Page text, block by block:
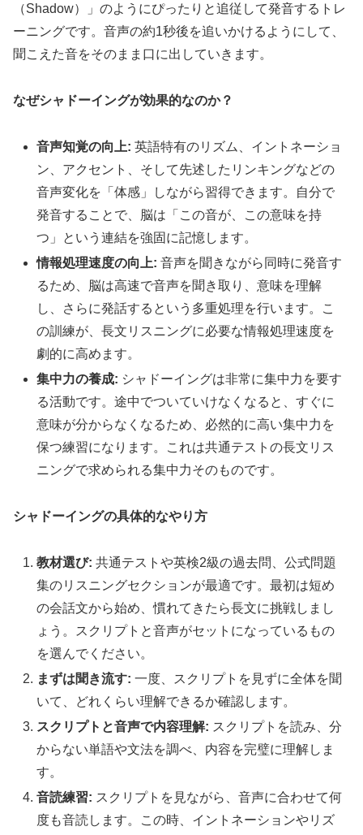
（Shadow）」のようにぴったりと追従して発音するトレ
ーニングです。音声の約1秒後を追いかけるようにして、
聞こえた音をそのまま口に出していきます。
なぜシャドーイングが効果的なのか？
音声知覚の向上: 英語特有のリズム、イントネーショ
ン、アクセント、そして先述したリンキングなどの
音声変化を「体感」しながら習得できます。自分で
発音することで、脳は「この音が、この意味を持
つ」という連結を強固に記憶します。
情報処理速度の向上: 音声を聞きながら同時に発音す
るため、脳は高速で音声を聞き取り、意味を理解
し、さらに発話するという多重処理を行います。こ
の訓練が、長文リスニングに必要な情報処理速度を
劇的に高めます。
集中力の養成: シャドーイングは非常に集中力を要す
る活動です。途中でついていけなくなると、すぐに
意味が分からなくなるため、必然的に高い集中力を
保つ練習になります。これは共通テストの長文リス
ニングで求められる集中力そのものです。
シャドーイングの具体的なやり方
教材選び: 共通テストや英検2級の過去問、公式問題
集のリスニングセクションが最適です。最初は短め
の会話文から始め、慣れてきたら長文に挑戦しまし
ょう。スクリプトと音声がセットになっているもの
を選んでください。
まずは聞き流す: 一度、スクリプトを見ずに全体を聞
いて、どれくらい理解できるか確認します。
スクリプトと音声で内容理解: スクリプトを読み、分
からない単語や文法を調べ、内容を完璧に理解しま
す。
音読練習: スクリプトを見ながら、音声に合わせて何
度も音読します。この時、イントネーションやリズ